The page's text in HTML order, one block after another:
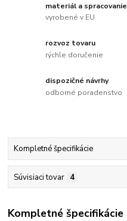
materiál a spracovanie
vyrobené v EU
rozvoz tovaru
rýchle doručenie
dispozičné návrhy
odborné poradenstvo
Kompletné špecifikácie
Súvisiaci tovar 4
Kompletné špecifikácie